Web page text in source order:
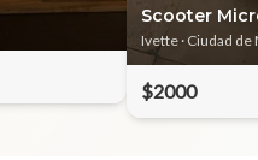
Scooter
Ivette· Ciudad de
$2000